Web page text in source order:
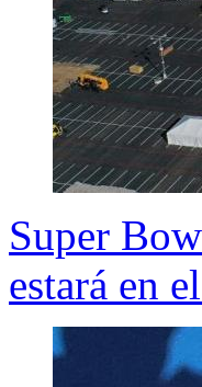
Super
estará en